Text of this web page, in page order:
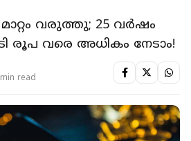
വരുത്തു; 25 വർഷം
രൂപ വരെ അധികം നേടാം!
read